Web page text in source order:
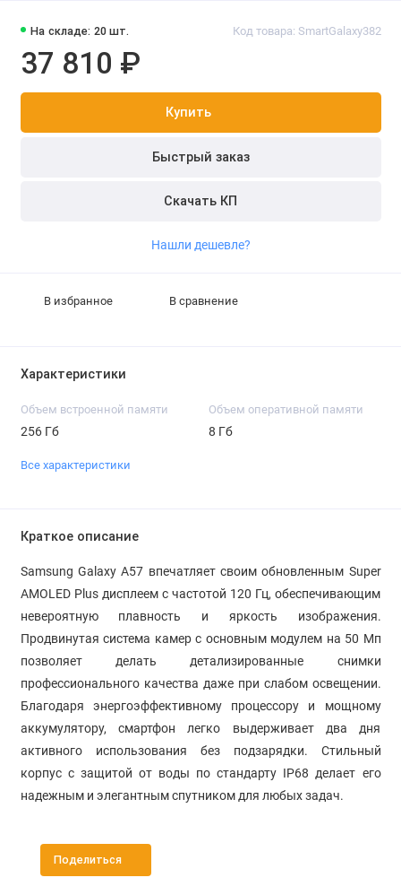
На складе: 20 шт. Код товара: SmartGalaxy382
37 810 ₽
Купить
Быстрый заказ
Скачать КП
Нашли дешевле?
В избранное В сравнение
Характеристики
Объем встроенной памяти
256 Гб
Объем оперативной памяти
8 Гб
Все характеристики
Краткое описание
Samsung Galaxy A57 впечатляет своим обновленным Super
AMOLED Plus дисплеем с частотой 120 Гц, обеспечивающим
невероятную плавность и яркость изображения.
Продвинутая система камер с основным модулем на 50 Мп
позволяет делать детализированные снимки
профессионального качества даже при слабом освещении.
Благодаря энергоэффективному процессору и мощному
аккумулятору, смартфон легко выдерживает два дня
активного использования без подзарядки. Стильный
корпус с защитой от воды по стандарту IP68 делает его
надежным и элегантным спутником для любых задач.
Поделиться